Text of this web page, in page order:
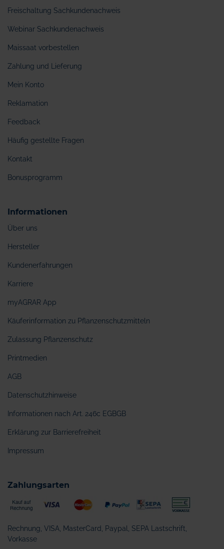
Freischaltung Sachkundenachweis
Webinar Sachkundenachweis
Maissaat vorbestellen
Zahlung und Lieferung
Mein Konto
Reklamation
Feedback
Häufig gestellte Fragen
Kontakt
Bonusprogramm
Informationen
Über uns
Hersteller
Kundenerfahrungen
Karriere
myAGRAR App
Käuferinformation zu Pflanzenschutzmitteln
Zulassung Pflanzenschutz
Printmedien
AGB
Datenschutzhinweise
Informationen nach Art. 246c EGBGB
Erklärung zur Barrierefreiheit
Impressum
Zahlungsarten
Rechnung, VISA, MasterCard, Paypal, SEPA Lastschrift,
Vorkasse